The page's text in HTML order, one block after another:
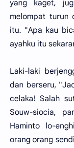
yang kaget,
melompat turun
itu. "Apa kau
ayahku itu
Laki-laki
dan berseru,
celaka! Salah
Souw-siocia,
Haminto lo-
orang orang